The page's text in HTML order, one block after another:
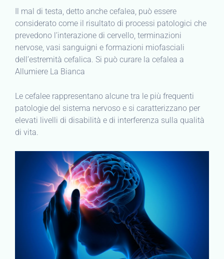
Il mal di testa, detto anche cefalea, può essere
considerato come il risultato di processi patologici che
prevedono l’interazione di cervello, terminazioni
nervose, vasi sanguigni e formazioni miofasciali
dell’estremità cefalica. Si può curare la cefalea a
Allumiere La Bianca
Le cefalee rappresentano alcune tra le più frequenti
patologie del sistema nervoso e si caratterizzano per
elevati livelli di disabilità e di interferenza sulla qualità
di vita.